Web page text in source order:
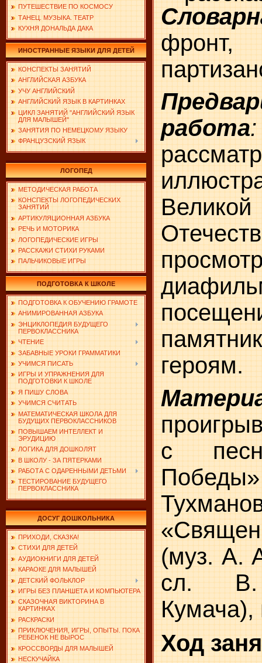
ПУТЕШЕСТВИЕ ПО КОСМОСУ
ТАНЕЦ. МУЗЫКА. ТЕАТР
КУХНЯ ДОНАЛЬДА ДАКА
ИНОСТРАННЫЕ ЯЗЫКИ ДЛЯ ДЕТЕЙ
КОНСПЕКТЫ ЗАНЯТИЙ
АНГЛИЙСКАЯ АЗБУКА
УЧУ АНГЛИЙСКИЙ
АНГЛИЙСКИЙ ЯЗЫК В КАРТИНКАХ
ЦИКЛ ЗАНЯТИЙ "АНГЛИЙСКИЙ ЯЗЫК
ДЛЯ МАЛЫШЕЙ"
ЗАНЯТИЯ ПО НЕМЕЦКОМУ ЯЗЫКУ
ФРАНЦУЗСКИЙ ЯЗЫК
ЛОГОПЕД
МЕТОДИЧЕСКАЯ РАБОТА
КОНСПЕКТЫ ЛОГОПЕДИЧЕСКИХ
ЗАНЯТИЙ
АРТИКУЛЯЦИОННАЯ АЗБУКА
РЕЧЬ И МОТОРИКА
ЛОГОПЕДИЧЕСКИЕ ИГРЫ
РАССКАЖИ СТИХИ РУКАМИ
ПАЛЬЧИКОВЫЕ ИГРЫ
ПОДГОТОВКА К ШКОЛЕ
ПОДГОТОВКА К ОБУЧЕНИЮ ГРАМОТЕ
АНИМИРОВАННАЯ АЗБУКА
ЭНЦИКЛОПЕДИЯ БУДУЩЕГО
ПЕРВОКЛАССНИКА
ЧТЕНИЕ
ЗАБАВНЫЕ УРОКИ ГРАММАТИКИ
УЧИМСЯ ПИСАТЬ
ИГРЫ И УПРАЖНЕНИЯ ДЛЯ
ПОДГОТОВКИ К ШКОЛЕ
Я ПИШУ СЛОВА
УЧИМСЯ СЧИТАТЬ
МАТЕМАТИЧЕСКАЯ ШКОЛА ДЛЯ
БУДУЩИХ ПЕРВОКЛАССНИКОВ
ПОВЫШАЕМ ИНТЕЛЛЕКТ И
ЭРУДИЦИЮ
ЛОГИКА ДЛЯ ДОШКОЛЯТ
В ШКОЛУ - ЗА ПЯТЕРКАМИ
РАБОТА С ОДАРЕННЫМИ ДЕТЬМИ
ТЕСТИРОВАНИЕ БУДУЩЕГО
ПЕРВОКЛАССНИКА
ДОСУГ ДОШКОЛЬНИКА
ПРИХОДИ, СКАЗКА!
СТИХИ ДЛЯ ДЕТЕЙ
АУДИОКНИГИ ДЛЯ ДЕТЕЙ
КАРАОКЕ ДЛЯ МАЛЫШЕЙ
ДЕТСКИЙ ФОЛЬКЛОР
ИГРЫ БЕЗ ПЛАНШЕТА И КОМПЬЮТЕРА
СКАЗОЧНАЯ ВИКТОРИНА В
КАРТИНКАХ
РАСКРАСКИ
ПРИКЛЮЧЕНИЯ, ИГРЫ, ОПЫТЫ. ПОКА
РЕБЕНОК НЕ ВЫРОС
КРОССВОРДЫ ДЛЯ МАЛЫШЕЙ
НЕСКУЧАЙКА
работа:
Великой
героям.
с
(муз. А.
сл. В.
Кумача),
Ход